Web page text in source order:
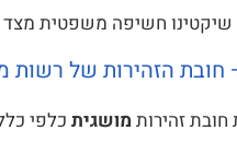
שיקטינו חשיפה משפטית
הזהירות של רשות
זהירותמושגית כלפי